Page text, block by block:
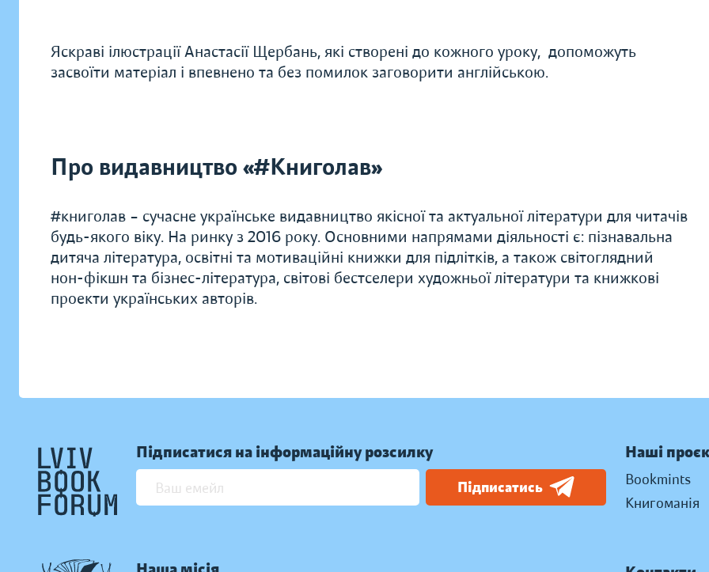
Яскраві ілюстрації Анастасії Щербань, які створені до кожного уроку, допоможуть
засвоїти матеріал і впевнено та без помилок заговорити англійською.
Про видавництво «#Книголав»
#книголав – сучасне українське видавництво якісної та актуальної літератури для читачів
будь-якого віку. На ринку з 2016 року. Основними напрямами діяльності є: пізнавальна
дитяча література, освітні та мотиваційні книжки для підлітків, а також світоглядний
нон-фікшн та бізнес-література, світові бестселери художньої літератури та книжкові
проекти українських авторів.
Підписатися на інформаційну розсилку
Підписатись
Наші
Bookmints
Книгоманія